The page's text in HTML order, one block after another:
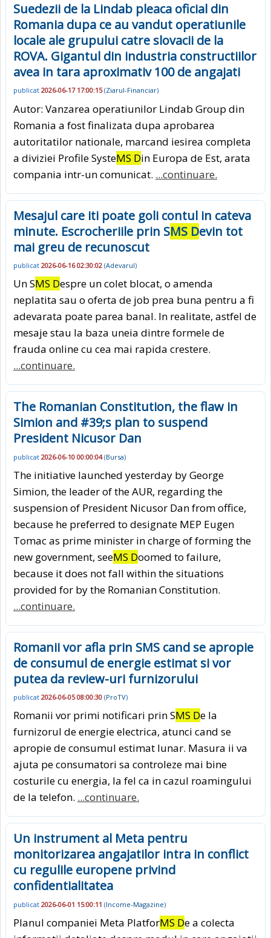
Suedezii de la Lindab pleaca oficial din
Romania dupa ce au vandut operatiunile
locale ale grupului catre slovacii de la
ROVA. Gigantul din industria constructiilor
avea in tara aproximativ 100 de angajati
publicat 2026-06-17 17:00:15(Ziarul-Financiar)
Autor: Vanzarea operatiunilor Lindab Group din
Romania a fost finalizata dupa aprobarea
autoritatilor nationale, marcand iesirea completa
a diviziei Profile SysteMS Din Europa de Est, arata
compania intr-un comunicat. ...continuare.
Mesajul care iti poate goli contul in cateva
minute. Escrocheriile prin SMS Devin tot
mai greu de recunoscut
publicat 2026-06-16 02:30:02 (Adevarul)
Un SMS Despre un colet blocat, o amenda
neplatita sau o oferta de job prea buna pentru a fi
adevarata poate parea banal. In realitate, astfel de
mesaje stau la baza uneia dintre formele de
frauda online cu cea mai rapida crestere.
...continuare.
The Romanian Constitution, the flaw in
Simion and #39;s plan to suspend
President Nicusor Dan
publicat 2026-06-10 00:00:04(Bursa)
The initiative launched yesterday by George
Simion, the leader of the AUR, regarding the
suspension of President Nicusor Dan from office,
because he preferred to designate MEP Eugen
Tomac as prime minister in charge of forming the
new government, seeMS Doomed to failure,
because it does not fall within the situations
provided for by the Romanian Constitution.
...continuare.
Romanii vor afla prin SMS cand se apropie
de consumul de energie estimat si vor
putea da review-uri furnizorului
publicat 2026-06-05 08:00:30 (ProTV)
Romanii vor primi notificari prin SMS De la
furnizorul de energie electrica, atunci cand se
apropie de consumul estimat lunar. Masura ii va
ajuta pe consumatori sa controleze mai bine
costurile cu energia, la fel ca in cazul roamingului
de la telefon. ...continuare.
Un instrument al Meta pentru
monitorizarea angajatilor intra in conflict
cu regulile europene privind
confidentialitatea
publicat 2026-06-01 15:00:11 (Income-Magazine)
Planul companiei Meta PlatforMS De a colecta